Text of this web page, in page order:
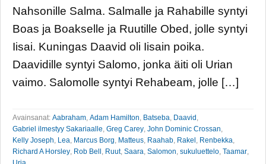
Nahsonille Salma. Salmalle ja Rahabille syntyi
Boas ja Boakselle ja Ruutille Obed, jolle syntyi
Iisai. Kuningas Daavid oli Iisain poika.
Daavidille syntyi Salomo, jonka äiti oli Urian
vaimo. Salomolle syntyi Rehabeam, jolle […]
Avainsanat: Aabraham Adam Hamilton Batseba Daavid
Gabriel ilmestyy Sakariaalle Greg Carey John Dominic Crossan
Kelly Joseph Lea Marcus Borg Matteus Raahab Rakel Renbekka
Richard A Horsley Rob Bell Ruut, Saara Salomon sukuluettelo Taamar